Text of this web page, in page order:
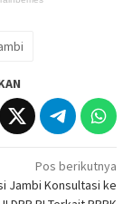
Pos berikutnya
Jambi Konsultasi ke